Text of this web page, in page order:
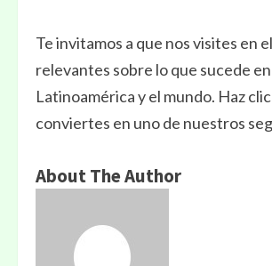
Te invitamos a que nos visites en
relevantes sobre lo que sucede
Latinoamérica y el mundo. Haz
conviertes en uno de nuestros
About The Author